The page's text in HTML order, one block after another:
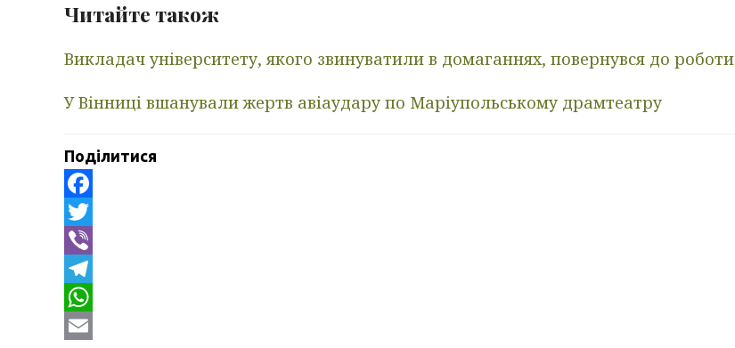
Читайте також
Викладач університету, якого звинуватили в домаганнях, повернувся до роботи
У Вінниці вшанували жертв авіаудару по Маріупольському драмтеатру
Поділитися
Facebook
Twitter
Viber
Telegram
WhatsApp